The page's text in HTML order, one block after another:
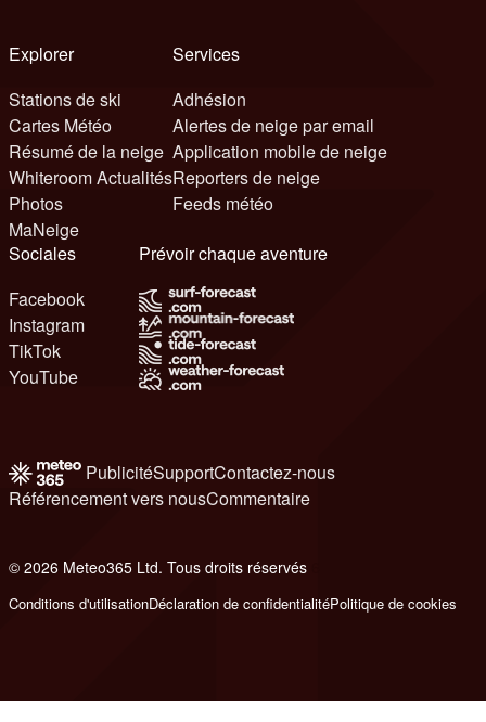
Explorer
Stations de ski
Cartes Météo
Résumé de la neige
Whiteroom Actualités
Photos
MaNeige
Services
Adhésion
Alertes de neige par email
Application mobile de neige
Reporters de neige
Feeds météo
Sociales
Facebook
Instagram
TikTok
YouTube
Prévoir chaque aventure
PublicitéSupportContactez-nous
Référencement vers nousCommentaire
© 2026 Meteo365 Ltd. Tous droits réservés
Conditions d'utilisationDéclaration de confidentialitéPolitique de cookies